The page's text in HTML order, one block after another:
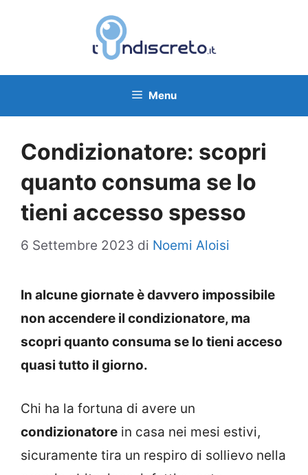
Menu
Condizionatore: scopri
quanto consuma se lo
tieni accesso spesso
6 Settembre 2023 di Noemi Aloisi
In alcune giornate è davvero impossibile
non accendere il condizionatore, ma
scopri quanto consuma se lo tieni acceso
quasi tutto il giorno.
Chi ha la fortuna di avere un
condizionatore in casa nei mesi estivi,
sicuramente tira un respiro di sollievo nella